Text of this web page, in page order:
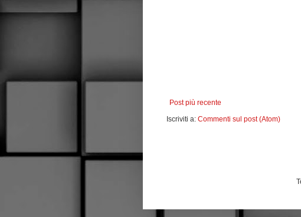
Post più recente
Iscriviti a: Commenti sul post (Atom)